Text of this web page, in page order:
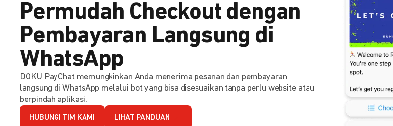
Permudah Checkout dengan
Pembayaran Langsung di
WhatsApp
DOKU PayChat memungkinkan Anda menerima pesanan dan pembayaran
langsung di WhatsApp melalui bot yang bisa disesuaikan tanpa perlu website atau
berpindah aplikasi.
HUBUNGI TIM KAMI LIHAT PANDUAN